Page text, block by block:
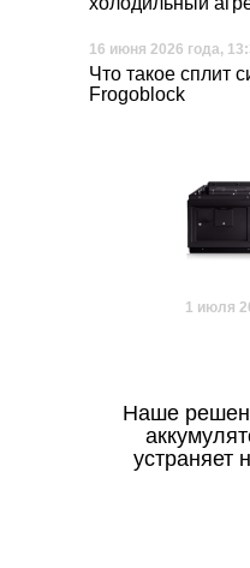
Что такое сплит
Frogoblock
16 июня 2026 года,
Наше
устраняет
1 июля